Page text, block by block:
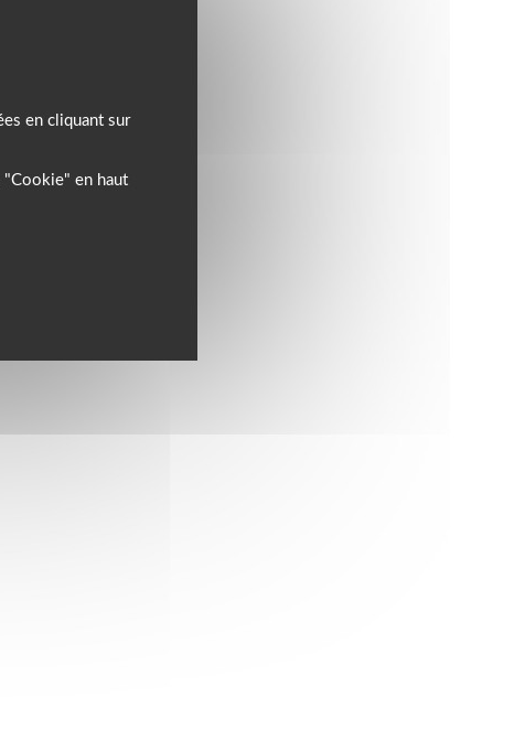
en cliquant sur
"Cookie" en haut